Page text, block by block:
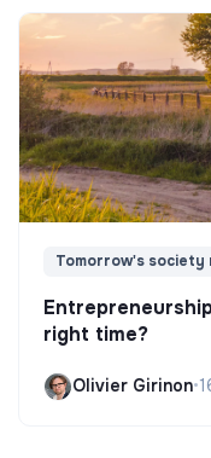
Tomorrow's society
right time?
Olivier Girinon•